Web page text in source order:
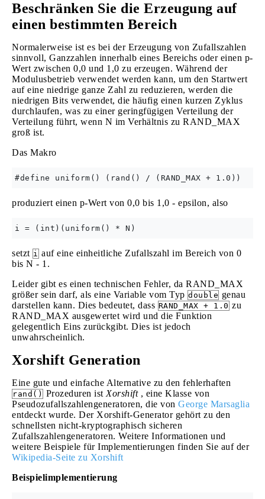
Beschränken Sie die Erzeugung auf
einen bestimmten Bereich
Normalerweise ist es bei der Erzeugung von Zufallszahlen
sinnvoll, Ganzzahlen innerhalb eines Bereichs oder einen p-
Wert zwischen 0,0 und 1,0 zu erzeugen. Während der
Modulusbetrieb verwendet werden kann, um den Startwert
auf eine niedrige ganze Zahl zu reduzieren, werden die
niedrigen Bits verwendet, die häufig einen kurzen Zyklus
durchlaufen, was zu einer geringfügigen Verteilung der
Verteilung führt, wenn N im Verhältnis zu RAND_MAX
groß ist.
Das Makro
produziert einen p-Wert von 0,0 bis 1,0 - epsilon, also
setzt i auf eine einheitliche Zufallszahl im Bereich von 0
bis N - 1.
Leider gibt es einen technischen Fehler, da RAND_MAX
größer sein darf, als eine Variable vom Typ double genau
darstellen kann. Dies bedeutet, dass RAND_MAX + 1.0 zu
RAND_MAX ausgewertet wird und die Funktion
gelegentlich Eins zurückgibt. Dies ist jedoch
unwahrscheinlich.
Xorshift Generation
Eine gute und einfache Alternative zu den fehlerhaften
rand() Prozeduren ist Xorshift, eine Klasse von
Pseudozufallszahlengeneratoren, die von George Marsaglia
entdeckt wurde. Der Xorshift-Generator gehört zu den
schnellsten nicht-kryptographisch sicheren
Zufallszahlengeneratoren. Weitere Informationen und
weitere Beispiele für Implementierungen finden Sie auf der
Wikipedia-Seite zu Xorshift
Beispielimplementierung